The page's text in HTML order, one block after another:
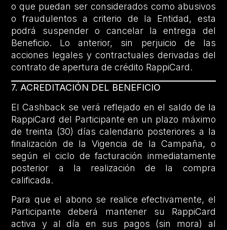
o que puedan ser considerados como abusivos
o fraudulentos a criterio de la Entidad, esta
podrá suspender o cancelar la entrega del
Beneficio. Lo anterior, sin perjuicio de las
acciones legales y contractuales derivadas del
contrato de apertura de crédito RappiCard.
7. ACREDITACIÓN DEL BENEFICIO
El Cashback se verá reflejado en el saldo de la
RappiCard del Participante en un plazo máximo
de treinta (30) días calendario posteriores a la
finalización de la Vigencia de la Campaña, o
según el ciclo de facturación inmediatamente
posterior a la realización de la compra
calificada.
Para que el abono se realice efectivamente, el
Participante deberá mantener su RappiCard
activa y al día en sus pagos (sin mora) al